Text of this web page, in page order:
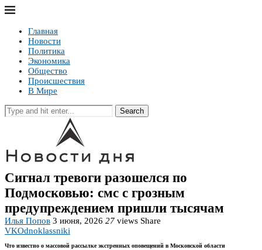
Главная
Новости
Политика
Экономика
Общество
Происшествия
В Мире
Search
Сигнал тревоги разошелся по
Подмосковью: смс с грозным
предупреждением пришли тысячам
Илья Попов 3 июня, 2026 27 views Share
VKOdnoklassniki
Что известно о массовой рассылке экстренных оповещений в Московской области